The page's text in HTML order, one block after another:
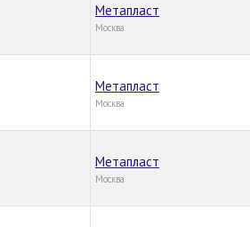
Метапласт
Москва
Метапласт
Москва
Метапласт
Москва